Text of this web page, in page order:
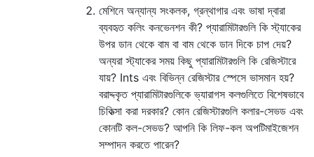
মেশিনে অন্যান্য সংকলক, গ্রন্থাগার এবং ভাষা দ্বারা
ব্যবহৃত কলিং কনভেনশন কী? প্যারামিটারগুলি কি স্ট্যাকের
উপর ডান থেকে বাম বা বাম থেকে ডান দিকে চাপ দেয়?
অন্যরা স্ট্যাকের সময় কিছু প্যারামিটারগুলি কি রেজিস্টারে
যায়? Ints এবং বিভিন্ন রেজিস্টার স্পেসে ভাসমান হয়?
বরাদ্দকৃত প্যারামিটারগুলিকে ভ্যারাগস কলগুলিতে বিশেষভাবে
চিকিত্সা করা দরকার? কোন রেজিস্টারগুলি কলার-সেভড এবং
কোনটি কল-সেভড? আপনি কি লিফ-কল অপটিমাইজেশন
সম্পাদন করতে পারেন?